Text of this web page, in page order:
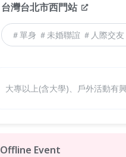
台灣台北市西門站
＃單身 ＃未婚聯誼 ＃人際交
大專以上(含大學)、戶外活動有
Offline Event